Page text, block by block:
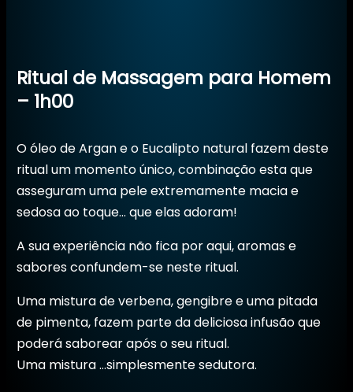
Ritual de Massagem para Homem
– 1h00
O óleo de Argan e o Eucalipto natural fazem deste
ritual um momento único, combinação esta que
asseguram uma pele extremamente macia e
sedosa ao toque… que elas adoram!
A sua experiência não fica por aqui, aromas e
sabores confundem-se neste ritual.
Uma mistura de verbena, gengibre e uma pitada
de pimenta, fazem parte da deliciosa infusão que
poderá saborear após o seu ritual.
Uma mistura …simplesmente sedutora.